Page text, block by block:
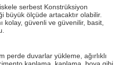
serbest Konstrüksiyon
büyük ölçüde artacaktır olabilir.
kolay, güvenli ve güvenilir, basit,
perde duvarlar yükleme, ağırlıklı